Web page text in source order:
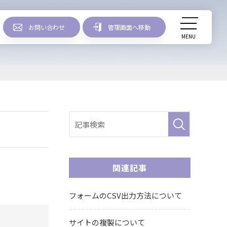
お問い合わせ 管理画面へ移動
MENU
関連記事
フォームのCSV出力方法について
サイトの複製について